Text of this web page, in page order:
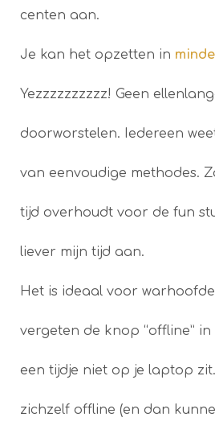
centen aan.
Je kan het opzetten in
Yezzzzzzzzzz! Geen
doorworstelen. Iedereen
van eenvoudige methodes.
tijd overhoudt voor de fun
liever mijn tijd aan.
Het is ideaal voor
vergeten de knop “offline”
een tijdje niet op je laptop
zichzelf offline (en dan